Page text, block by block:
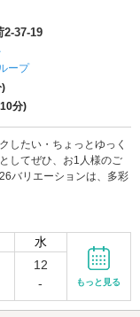
2-37-19
ープ
)
分)
したい・ちょっとゆっく
してぜひ、お1人様のご
バリエーションは、多彩
水
12
-
もっと見る